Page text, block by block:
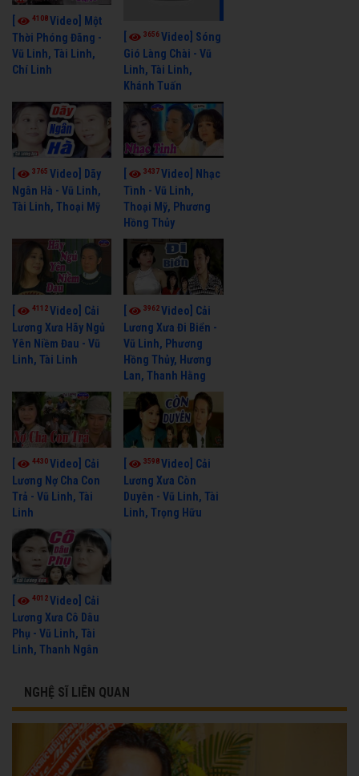
4108Video] Một
Thời Phóng Đãng -
Vũ Linh, Tài Linh,
Chí Linh
3656Video] Sóng
Gió Làng Chài - Vũ
Linh, Tài Linh,
Khánh Tuấn
3765 Video] Dãy
Ngân Hà - Vũ Linh,
Tài Linh, Thoại Mỹ
3437Video] Nhạc
Tình - Vũ Linh,
Thoại Mỹ, Phương
Hồng Thủy
4112Video] Cải
Lương Xưa Hãy Ngủ
Yên Niềm Đau - Vũ
Linh, Tài Linh
3962Video] Cải
Lương Xưa Đi Biển -
Vũ Linh, Phương
Hồng Thủy, Hương
Lan, Thanh Hằng
4430Video] Cải
Lương Nợ Cha Con
Trả - Vũ Linh, Tài
Linh
3598Video] Cải
Lương Xưa Còn
Duyên - Vũ Linh, Tài
Linh, Trọng Hữu
[ 4012Video] Cải
Lương Xưa Cô Dâu
Phụ - Vũ Linh, Tài
Linh, Thanh Ngân
NGHỆ SĨ LIÊN QUAN